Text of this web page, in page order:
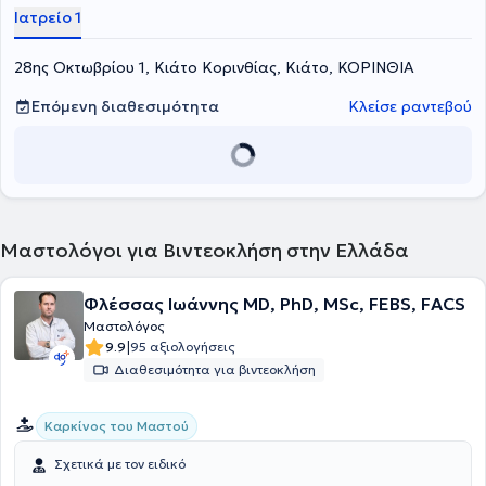
Ιατρείο 1
28ης Οκτωβρίου 1, Κιάτο Κορινθίας, Κιάτο, ΚΟΡΙΝΘΙΑ
Επόμενη διαθεσιμότητα
Κλείσε ραντεβού
Μαστολόγοι για Βιντεοκλήση στην Ελλάδα
Φλέσσας Ιωάννης MD, PhD, MSc, FEBS, FACS
Μαστολόγος
9.9|95 αξιολογήσεις
Διαθεσιμότητα για βιντεοκλήση
Καρκίνος του Μαστού
Σχετικά με τον ειδικό